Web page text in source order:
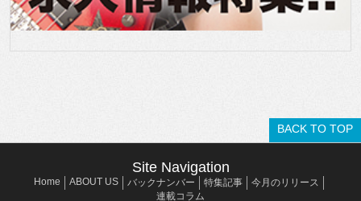
BACK TO TOP
Site Navigation
Home ABOUT US バックナンバー 特集記事
今月のリリース
連載コラム